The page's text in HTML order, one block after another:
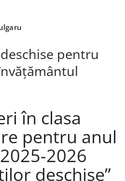
pentru
în clasa
pentru anul
2026
deschise”